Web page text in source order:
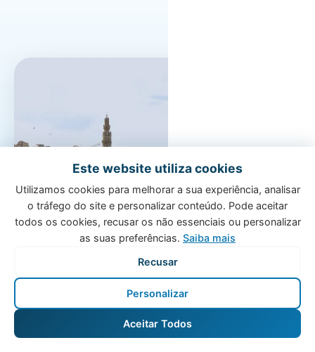
Porto
História, cultura e alta
procura turística
A segunda maior cidade de
Portugal atrai milhões de
visitantes todos os anos.
Com a nossa gestão
especializada, garanta
Algarve
O destino de
Praias
mundial. O
Este website utiliza cookies
Utilizamos cookies para melhorar a sua experiência, analisar
o tráfego do site e personalizar conteúdo. Pode aceitar
todos os cookies, recusar os não essenciais ou personalizar
as suas preferências. Saiba mais
Recusar
Personalizar
Aceitar Todos